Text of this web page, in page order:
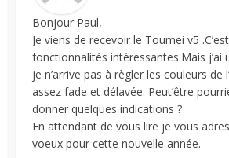
Bonjour Paul,
Je viens de recevoir le Toumei v5
fonctionnalités intéressantes.Mais j’ai
je n’arrive pas à règler les couleurs de
assez fade et délavée. Peut’être
donner quelques indications ?
En attendant de vous lire je vous
voeux pour cette nouvelle année.